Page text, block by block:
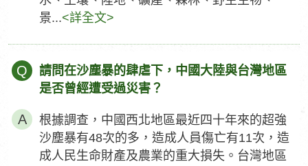
景...<詳全文>
Q
請問在沙塵暴的肆虐下，中國大陸與台灣地區
是否曾經遭受過災害？
根據調查，中國西北地區最近四十年來的超強
沙塵暴有48次的多，造成人員傷亡有11次，造
成人民生命財產及農業的重大損失。台灣地區